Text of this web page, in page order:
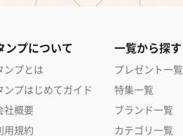
ンプについて
ンプとは
ンプはじめてガイド
社概要
用規約
一覧から探す
プレゼント一覧
特集一覧
ブランド一覧
カテゴリ一覧